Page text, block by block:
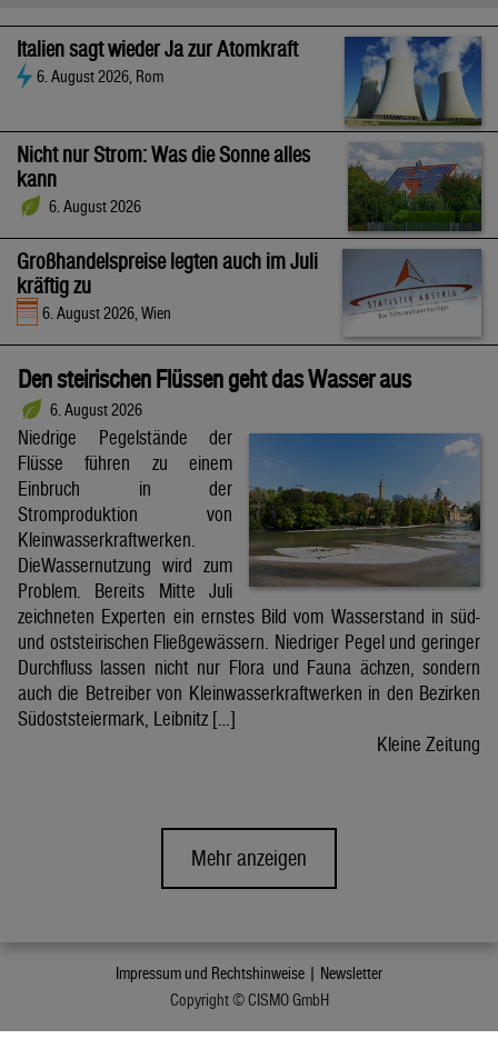
Italien sagt wieder Ja zur Atomkraft
6. August 2026, Rom
Nicht nur Strom: Was die Sonne alles
kann
6. August 2026
Großhandelspreise legten auch im Juli
kräftig zu
6. August 2026, Wien
Den steirischen Flüssen geht das Wasser aus
6. August 2026
Niedrige Pegelstände der
Flüsse führen zu einem
Einbruch in der
Stromproduktion von
Kleinwasserkraftwerken.
DieWassernutzung wird zum
Problem. Bereits Mitte Juli
zeichneten Experten ein ernstes Bild vom Wasserstand in süd-
und oststeirischen Fließgewässern. Niedriger Pegel und geringer
Durchfluss lassen nicht nur Flora und Fauna ächzen, sondern
auch die Betreiber von Kleinwasserkraftwerken in den Bezirken
Südoststeiermark, Leibnitz […]
Kleine Zeitung
Mehr anzeigen
Impressum und Rechtshinweise | Newsletter
Copyright © CISMO GmbH